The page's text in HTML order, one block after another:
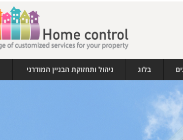
ניהול ותחזוקת הבניין המודרני בלוג